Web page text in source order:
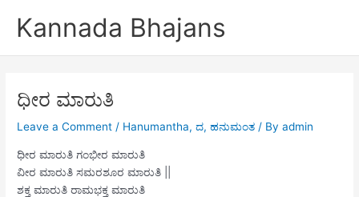
Kannada Bhajans
ಧೀರ ಮಾರುತಿ
Leave a Comment / Hanumantha,ದ,ಹನುಮಂತ / Byadmin
ಧೀರ ಮಾರುತಿ ಗಂಭೀರ ಮಾರುತಿ
ವೀರ ಮಾರುತಿ ಸಮರಶೂರ ಮಾರುತಿ ||
ಶಕ್ತ ಮಾರುತಿ ರಾಮಭಕ್ತ ಮಾರುತಿ